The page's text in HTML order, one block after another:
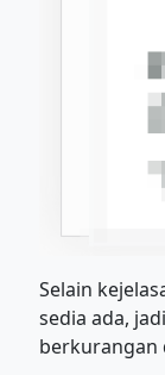
Selain
sedia ada,
berkurangan